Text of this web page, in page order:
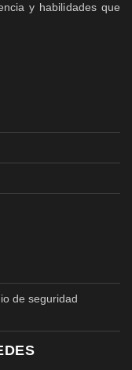
y habilidades que
de seguridad